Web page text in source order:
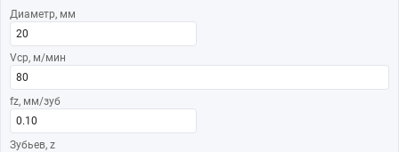
Диаметр, мм
Vср, м/мин
fz, мм/зуб
Зубьев, z